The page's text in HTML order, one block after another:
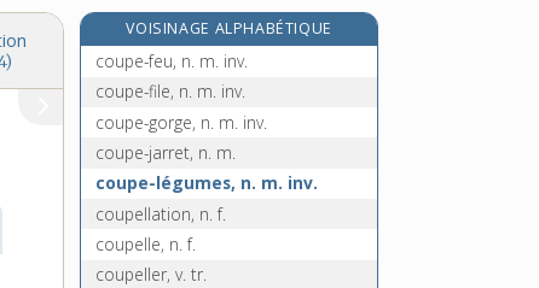
VOISINAGE ALPHABÉTIQUE
coupée, n. f.
coupe-feu, n. m. inv.
coupe-file, n. m. inv.
coupe-gorge, n. m. inv.
coupe-jarret, n. m.
coupe-légumes, n. m. inv.
coupellation, n. f.
coupelle, n. f.
coupeller, v. tr.